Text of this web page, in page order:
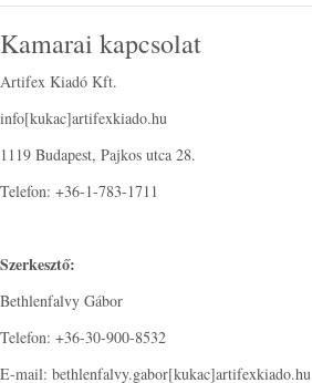
Kamarai kapcsolat
Artifex Kiadó Kft.
info[kukac]artifexkiado.hu
1119 Budapest, Pajkos utca 28.
Telefon: +36-1-783-1711
Szerkesztő:
Bethlenfalvy Gábor
Telefon: +36-30-900-8532
E-mail: bethlenfalvy.gabor[kukac]artifexkiado.hu